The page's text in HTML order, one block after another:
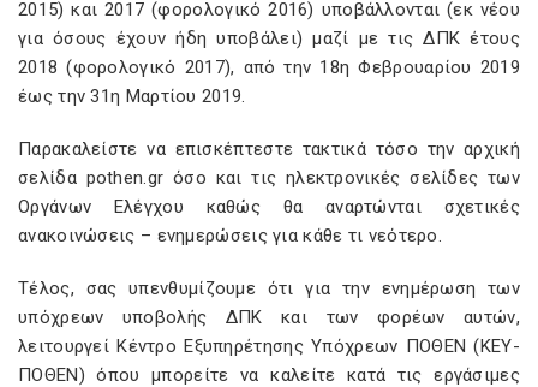
2015) και 2017 (φορολογικό 2016) υποβάλλονται (εκ νέου
για όσους έχουν ήδη υποβάλει) μαζί με τις ΔΠΚ έτους
2018 (φορολογικό 2017), από την 18η Φεβρουαρίου 2019
έως την 31η Μαρτίου 2019.
Παρακαλείστε να επισκέπτεστε τακτικά τόσο την αρχική
σελίδα pothen.gr όσο και τις ηλεκτρονικές σελίδες των
Οργάνων Ελέγχου καθώς θα αναρτώνται σχετικές
ανακοινώσεις – ενημερώσεις για κάθε τι νεότερο.
Τέλος, σας υπενθυμίζουμε ότι για την ενημέρωση των
υπόχρεων υποβολής ΔΠΚ και των φορέων αυτών,
λειτουργεί Κέντρο Εξυπηρέτησης Υπόχρεων ΠΟΘΕΝ (ΚΕΥ-
ΠΟΘΕΝ) όπου μπορείτε να καλείτε κατά τις εργάσιμες